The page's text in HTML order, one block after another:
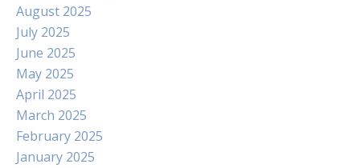
August 2025
July 2025
June 2025
May 2025
April 2025
March 2025
February 2025
January 2025